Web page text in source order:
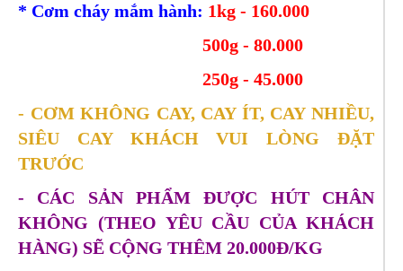
* Cơm cháy mắm hành: 1kg - 160.000
500g - 80.000
250g - 45.000
- CƠM KHÔNG CAY, CAY ÍT, CAY NHIỀU,
SIÊU CAY KHÁCH VUI LÒNG ĐẶT
TRƯỚC
- CÁC SẢN PHẨM ĐƯỢC HÚT CHÂN
KHÔNG (THEO YÊU CẦU CỦA KHÁCH
HÀNG) SẼ CỘNG THÊM 20.000Đ/KG